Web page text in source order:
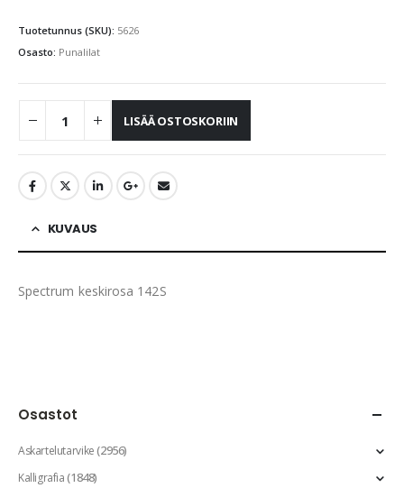
Tuotetunnus (SKU): 5626
Osasto: Punalilat
LISÄÄ OSTOSKORIIN
KUVAUS
Spectrum keskirosa 142S
Osastot
Askartelutarvike(2956)
Kalligrafia(1848)